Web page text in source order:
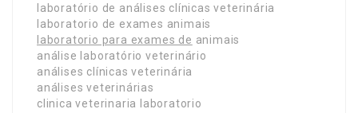
laboratório de análises clínicas veterinária
laboratorio de exames animais
laboratorio para exames de animais
análise laboratório veterinário
análises clínicas veterinária
análises veterinárias
clinica veterinaria laboratorio